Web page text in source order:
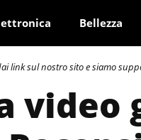
Bellezza
link sul nostro sito e siamo
video